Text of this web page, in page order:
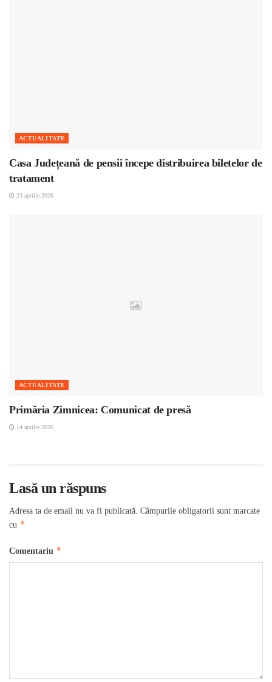
ACTUALITATE
Casa Județeană de pensii începe distribuirea biletelor de
tratament
23 aprilie 2026
ACTUALITATE
Primăria Zimnicea: Comunicat de presă
14 aprilie 2026
Lasă un răspuns
Adresa ta de email nu va fi publicată. Câmpurile obligatorii sunt marcate
cu *
Comentariu *